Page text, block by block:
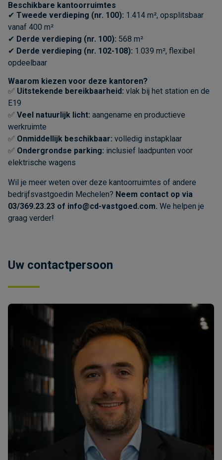
Beschikbare kantoorruimtes
✔ Tweede verdieping (nr. 100): 1.414 m², opsplitsbaar
vanaf 400 m²
✔ Derde verdieping (nr. 100): 568 m²
✔ Derde verdieping (nr. 102-108): 1.039 m², flexibel
opdeelbaar
Waarom kiezen voor deze kantoren?
✅ Uitstekende bereikbaarheid: vlak bij het station en de
E19
✅ Veel natuurlijk licht: aangename en productieve
werkruimte
✅ Onmiddellijk beschikbaar: volledig instapklaar
✅ Ondergrondse parking: inclusief laadpunten voor
elektrische wagens
Wil je meer weten over deze kantoorruimtes of andere
bedrijfsvastgoedin Mechelen? Neem contact op via
03/369.23.23 of info@cd-vastgoed.com. We helpen je
graag verder!
Uw contactpersoon